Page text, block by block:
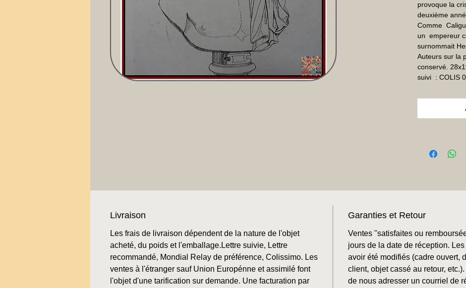
provoque la
deuxième
Comme
un  empereur
surnommait
Auteurs sur la
conservé.
suivi  : COLIS
Livraison
Les frais de livraison dépendent de la nature de l'objet
acheté, du poids et l'emballage.Lettre suivie, Lettre
recommandé, Mondial Relay de préférence, Colissimo. Les
ventes à l'étranger sauf Union Europénne et assimilé font
l'objet d'une tarification sur demande. Une facturation par
Garanties et Retour
Ventes "satisfaites ou
jours de la date de réception.
avoir été modifiés (cadre ouvert,
client, objet cassé au retour,
de nous adresser un courriel de